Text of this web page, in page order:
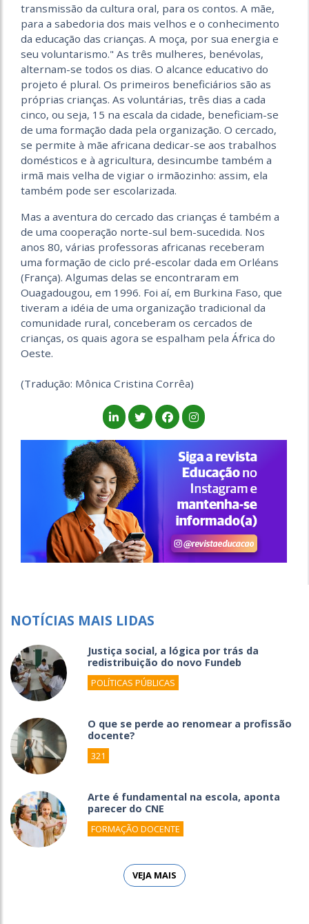
transmissão da cultura oral, para os contos. A mãe,
para a sabedoria dos mais velhos e o conhecimento
da educação das crianças. A moça, por sua energia e
seu voluntarismo." As três mulheres, benévolas,
alternam-se todos os dias. O alcance educativo do
projeto é plural. Os primeiros beneficiários são as
próprias crianças. As voluntárias, três dias a cada
cinco, ou seja, 15 na escala da cidade, beneficiam-se
de uma formação dada pela organização. O cercado,
se permite à mãe africana dedicar-se aos trabalhos
domésticos e à agricultura, desincumbe também a
irmã mais velha de vigiar o irmãozinho: assim, ela
também pode ser escolarizada.
Mas a aventura do cercado das crianças é também a
de uma cooperação norte-sul bem-sucedida. Nos
anos 80, várias professoras africanas receberam
uma formação de ciclo pré-escolar dada em Orléans
(França). Algumas delas se encontraram em
Ouagadougou, em 1996. Foi aí, em Burkina Faso, que
tiveram a idéia de uma organização tradicional da
comunidade rural, conceberam os cercados de
crianças, os quais agora se espalham pela África do
Oeste.
(Tradução: Mônica Cristina Corrêa)
NOTÍCIAS MAIS LIDAS
Justiça social, a lógica por trás da
redistribuição do novo Fundeb
POLÍTICAS PÚBLICAS
O que se perde ao renomear a profissão
docente?
321
Arte é fundamental na escola, aponta
parecer do CNE
FORMAÇÃO DOCENTE
VEJA MAIS